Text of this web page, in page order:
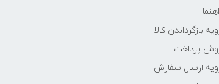
بازگرداندن کالا
پرداخت
ارسال سفارش